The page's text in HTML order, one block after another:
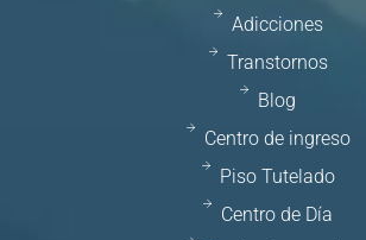
Adicciones
Transtornos
Blog
Centro de ingreso
Piso Tutelado
Centro de Día